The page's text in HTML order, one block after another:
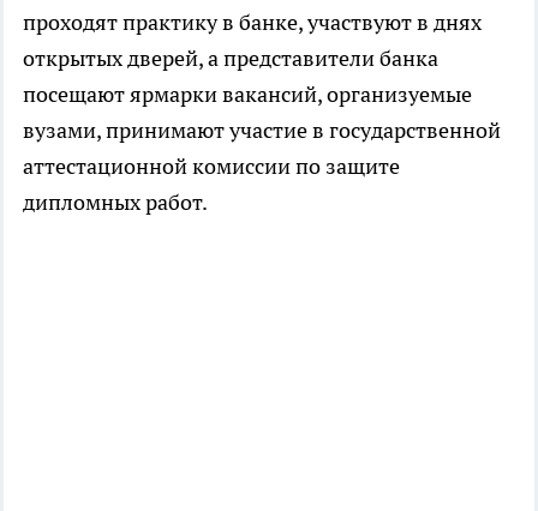
проходят практику в банке, участвуют в днях
открытых дверей, а представители банка
посещают ярмарки вакансий, организуемые
вузами, принимают участие в государственной
аттестационной комиссии по защите
дипломных работ.